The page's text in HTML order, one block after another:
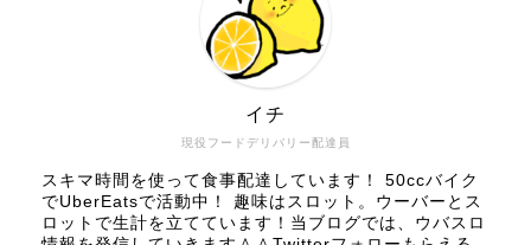
現役フードデリバリー配達員
イチ
スキマ時間を使って食事配達しています！ 50ccバイク
でUberEatsで活動中！ 趣味はスロット。ウーバーとス
ロットで生計を立てています！当ブログでは、ウバスロ